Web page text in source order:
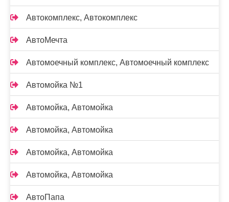
Автокомплекс, Автокомплекс
АвтоМечта
Автомоечный комплекс, Автомоечный комплекс
Автомойка №1
Автомойка, Автомойка
Автомойка, Автомойка
Автомойка, Автомойка
Автомойка, Автомойка
АвтоПапа